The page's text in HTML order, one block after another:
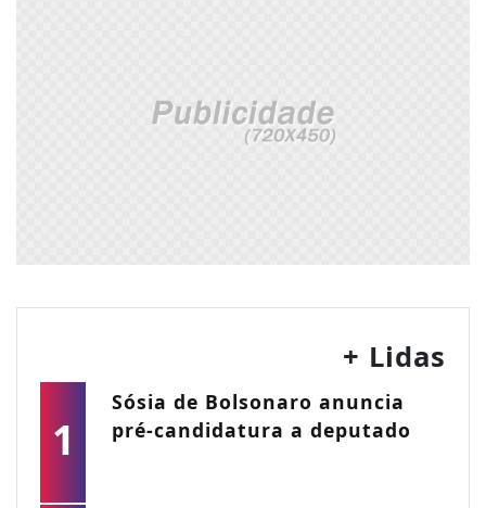
+ Lidas
1
Sósia de Bolsonaro anuncia
pré-candidatura a deputado